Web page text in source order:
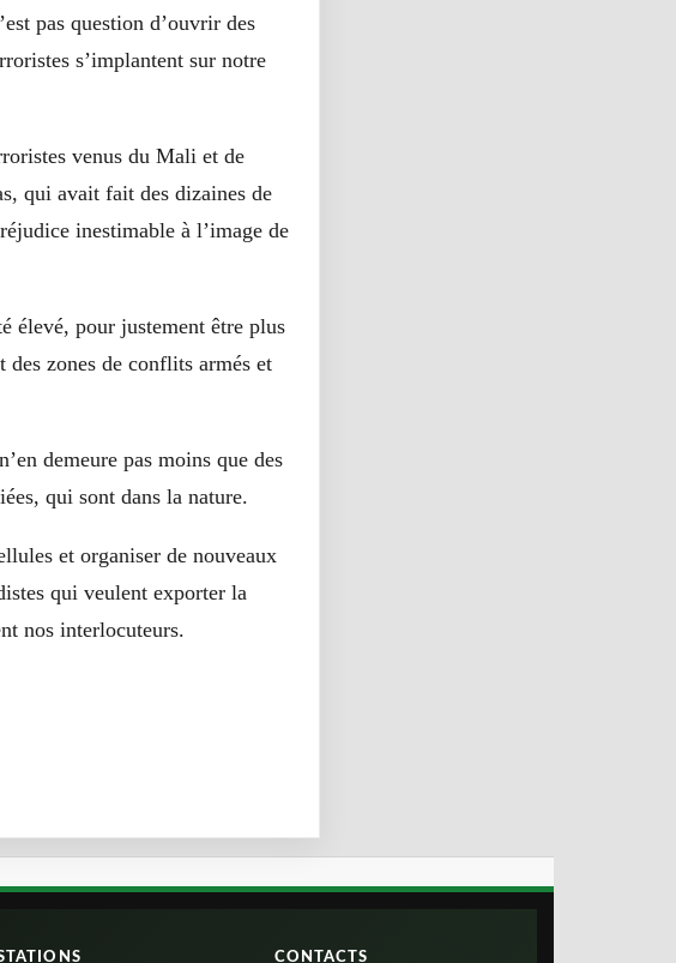
pas question d’ouvrir des
s’implantent sur notre
venus du Mali et de
qui avait fait des dizaines de
inestimable à l’image de
élevé, pour justement être plus
zones de conflits armés et
demeure pas moins que des
qui sont dans la nature.
et organiser de nouveaux
qui veulent exporter la
nos interlocuteurs.
CONTACTS